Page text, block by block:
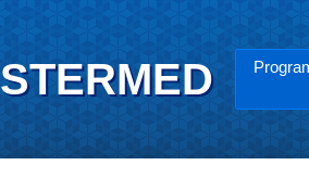
STERMED